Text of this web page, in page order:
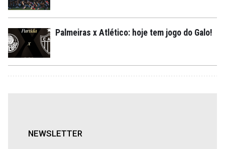
Palmeiras x Atlético: hoje tem jogo do Galo!
NEWSLETTER